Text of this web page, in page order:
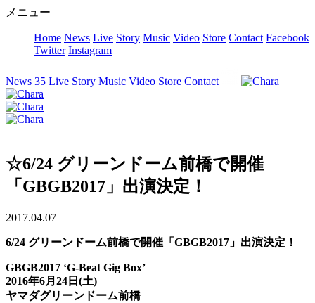
メニュー
Home News Live Story Music Video Store Contact Facebook
Twitter Instagram
News 35 Live Story Music Video Store Contact
☆6/24 グリーンドーム前橋で開催
「GBGB2017」出演決定！
2017.04.07
6/24 グリーンドーム前橋で開催「GBGB2017」出演決定！
GBGB2017 ‘G-Beat Gig Box’
2016年6月24日(土)
ヤマダグリーンドーム前橋